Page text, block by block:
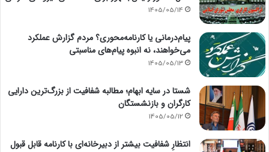
1405/05/14
پیام‌درمانی یا کارنامه‌محوری؟ مردم گزارش عملکرد
می‌خواهند، نه انبوه پیام‌های مناسبتی
1405/05/13
شستا در سایه ابهام؛ مطالبه شفافیت از بزرگ‌ترین دارایی
کارگران و بازنشستگان
1405/05/12
انتظارِ شفافیت بیشتر از دبیرخانه‌ای با کارنامه قابل قبول